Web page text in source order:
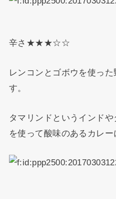
辛さ★★★☆☆
レンコンとゴボウを使っ
す。
タマリンドというインド
を使って酸味のあるカレー